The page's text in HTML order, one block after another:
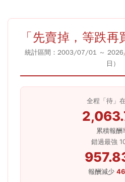
「先賣掉，等跌
統計區間：2003/07/01 ～
日）
全程「待」
累積報酬
錯過最強
報酬減少